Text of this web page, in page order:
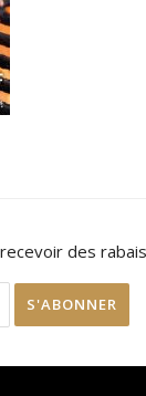
des